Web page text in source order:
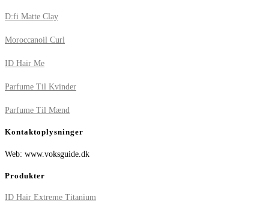
D:fi Matte Clay
Moroccanoil Curl
ID Hair Me
Parfume Til Kvinder
Parfume Til Mænd
Kontaktoplysninger
Web: www.voksguide.dk
Produkter
ID Hair Extreme Titanium